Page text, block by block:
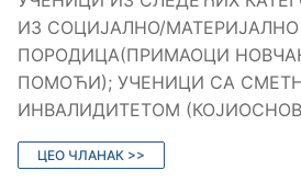
ИЗ СОЦИЈАЛНО/
ПОРОДИЦА(ПРИМАОЦИ
ПОМОЋИ); УЧЕНИЦИ СА
ИНВАЛИДИТЕТОМ
ЦЕО ЧЛАНАК >>